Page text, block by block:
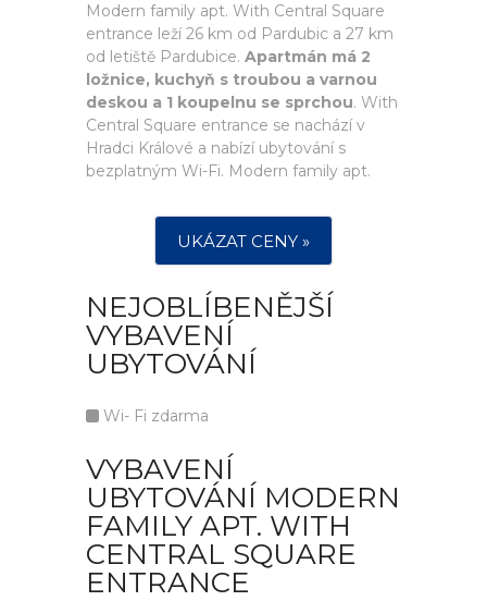
Modern family apt. With Central Square
entrance leží 26 km od Pardubic a 27 km
od letiště Pardubice. Apartmán má 2
ložnice, kuchyň s troubou a varnou
deskou a 1 koupelnu se sprchou. With
Central Square entrance se nachází v
Hradci Králové a nabízí ubytování s
bezplatným Wi-Fi. Modern family apt.
UKÁZAT CENY »
NEJOBLÍBENĚJŠÍ
VYBAVENÍ
UBYTOVÁNÍ
Wi- Fi zdarma
VYBAVENÍ
UBYTOVÁNÍ MODERN
FAMILY APT. WITH
CENTRAL SQUARE
ENTRANCE